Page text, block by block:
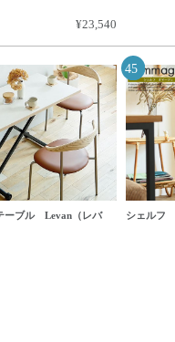
¥23,540
ーブル Levan（レバ
シェルフ